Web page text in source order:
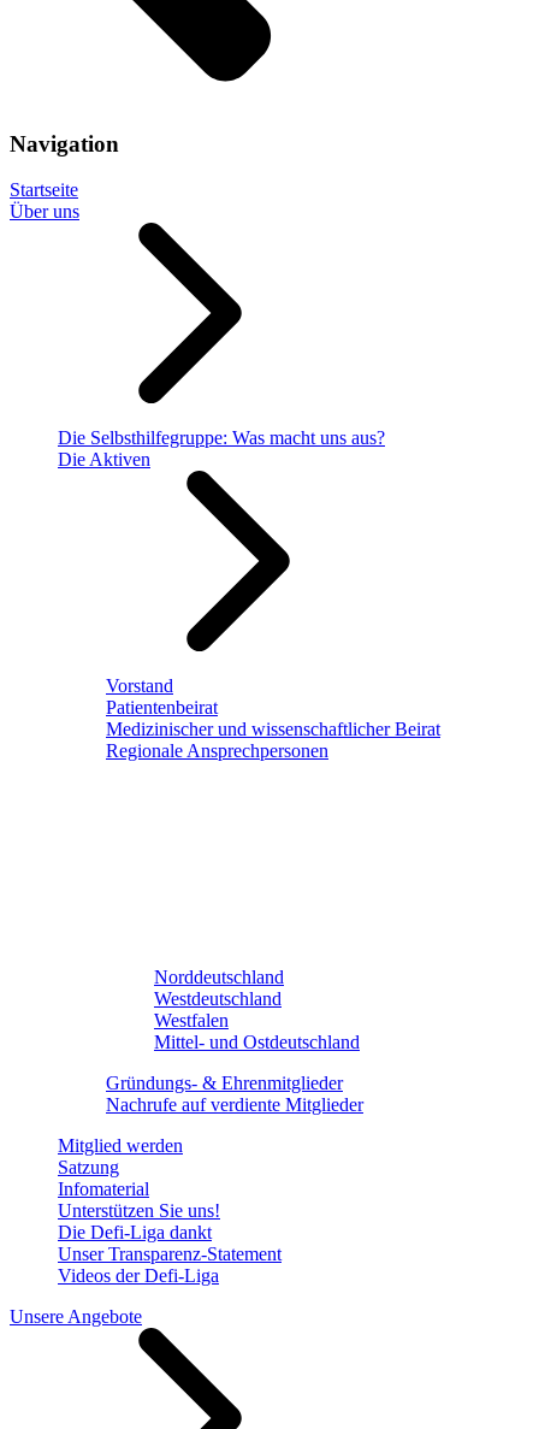
Navigation
Startseite
Über uns
Die Selbsthilfegruppe: Was macht uns aus?
Die Aktiven
Vorstand
Patientenbeirat
Medizinischer und wissenschaftlicher Beirat
Regionale Ansprechpersonen
Norddeutschland
Westdeutschland
Westfalen
Mittel- und Ostdeutschland
Gründungs- & Ehrenmitglieder
Nachrufe auf verdiente Mitglieder
Mitglied werden
Satzung
Infomaterial
Unterstützen Sie uns!
Die Defi-Liga dankt
Unser Transparenz-Statement
Videos der Defi-Liga
Unsere Angebote